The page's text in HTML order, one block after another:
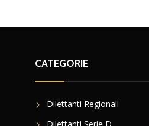
CATEGORIE
Dilettanti Regionali